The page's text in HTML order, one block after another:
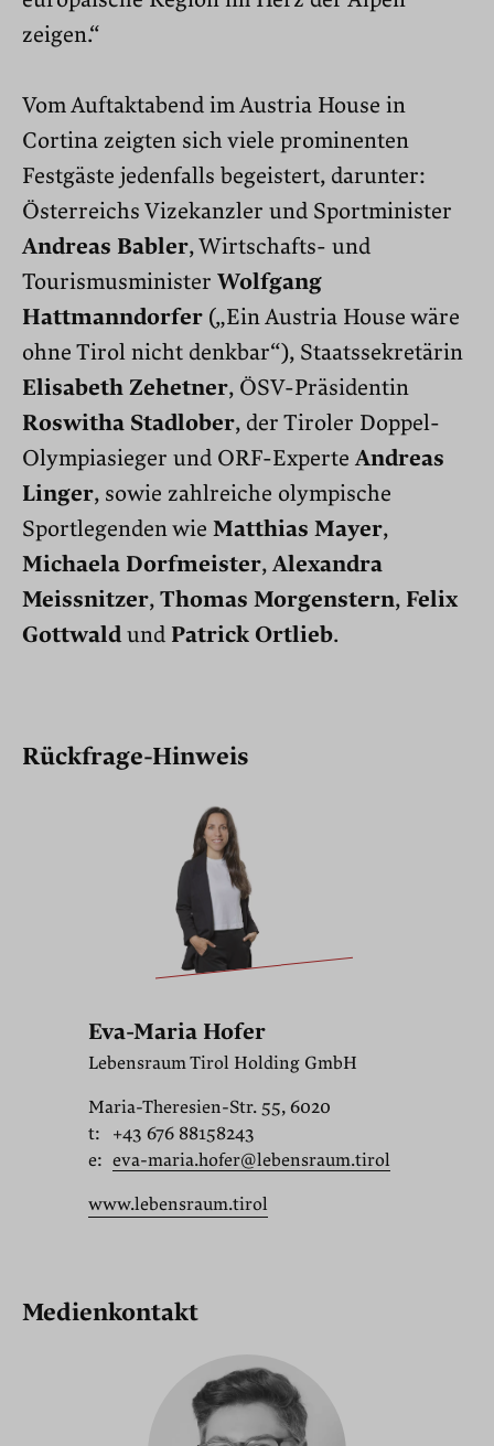
zeigen.“
Vom Auftaktabend im Austria House in
Cortina zeigten sich viele prominenten
Festgäste jedenfalls begeistert, darunter:
Österreichs Vizekanzler und Sportminister
Andreas Babler, Wirtschafts- und
Tourismusminister Wolfgang
Hattmanndorfer („Ein Austria House wäre
ohne Tirol nicht denkbar“), Staatssekretärin
Elisabeth Zehetner, ÖSV-Präsidentin
Roswitha Stadlober, der Tiroler Doppel-
Olympiasieger und ORF-ExperteAndreas
Linger, sowie zahlreiche olympische
Sportlegenden wie Matthias Mayer,
Michaela Dorfmeister,Alexandra
Meissnitzer, Thomas Morgenstern, Felix
Gottwaldund Patrick Ortlieb.
Rückfrage-Hinweis
Eva-Maria Hofer
Lebensraum Tirol Holding GmbH
Maria-Theresien-Str. 55, 6020
t:
+43 676 88158243
e: eva-maria.hofer@lebensraum.tirol
www.lebensraum.tirol
Medienkontakt